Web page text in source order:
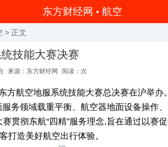
东方财经网 航空
> 正文
技能大赛决赛
来源：东方财经网 阅读： 次
方航空地服系统技能大赛总决赛在沪举办
务领域载重平衡、航空器地面设备操作
赛贯彻东航“四精”服务理念,旨在通过以赛
打造美好航空出行体验。